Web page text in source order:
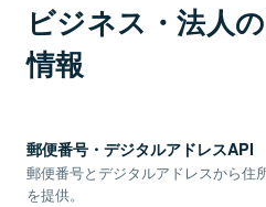
ビジネス・法人
情報
郵便番号・デジタルアドレスAPI
郵便番号とデジタルアドレスから住
を提供。